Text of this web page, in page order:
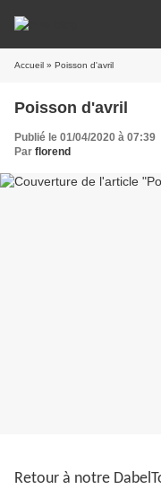
Accueil » Poisson d'avril
Poisson d'avril
Publié le 01/04/2020 à 07:39
Par florend
Retour à notre